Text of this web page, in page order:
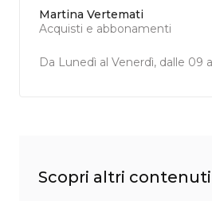
Martina Vertemati
Acquisti e abbonamenti
Da Lunedì al Venerdì, dalle 09
Scopri altri